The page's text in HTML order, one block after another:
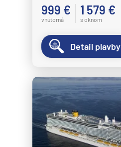
999 €
vnútorná
1 579 €
s oknom
Detail plavby